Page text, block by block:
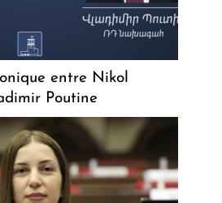
entre Nikol
Poutine